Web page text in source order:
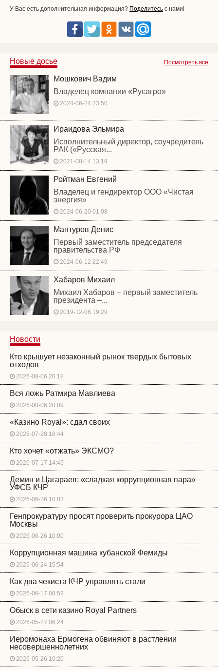
У Вас есть дополнительная информация? Поделитесь с нами!
Посмотреть все
Новые досье
Мошкович Вадим
Владелец компании «Русагро»
2024-06-24 23:50
Ираидова Эльмира
Исполнительный директор, соучредитель
РАК («Русская...
2021-08-14 13:19
Ройтман Евгений
Владелец и гендиректор ООО «Чистая
энергия»
2024-06-20 01:08
Мантуров Денис
Первый заместитель председателя
правительства РФ
2024-06-12 22:49
Хабаров Михаил
Михаил Хабаров – первый заместитель
президента –...
2019-12-06 19:29
Новости
Кто крышует незаконный рынок твердых бытовых
отходов
2026-08-06 20:18
Вся ложь Ратмира Мавлиева
2026-08-06 20:09
«Казино Royal»: сдал своих
2026-07-28 18:44
Кто хочет «отжать» ЭКСМО?
2026-07-17 14:45
Демин и Цагараев: «сладкая коррупционная пара»
УФСБ КЧР
2026-06-26 10:03
Генпрокуратуру просят проверить прокурора ЦАО
Москвы
2026-06-26 10:00
Коррупционная машина кубанской Фемиды
2026-06-24 15:54
Как два чекиста КЧР управлять стали
2026-06-17 08:59
Обыск в сети казино Royal Partners
2026-05-27 06:24
Иеромонаха Ермогена обвиняют в растлении
несовершеннолетних
2026-05-26 10:20